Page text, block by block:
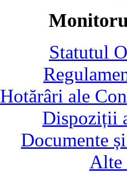
Statutul
Hotărâri ale
Dispoziții
Documente
Alte